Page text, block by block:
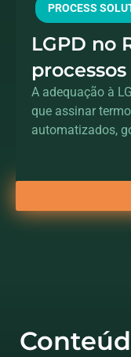
PROCESS
LGPD no
dos
A adequação à
que assinar
automatizados,